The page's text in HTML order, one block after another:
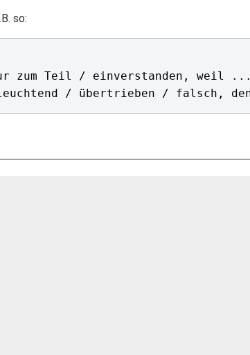
so:
zum Teil / einverstanden, weil ...